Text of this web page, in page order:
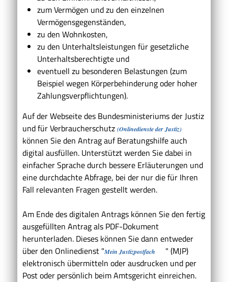
zum Vermögen und zu den einzelnen
Vermögensgegenständen,
zu den Wohnkosten,
zu den Unterhaltsleistungen für gesetzliche
Unterhaltsberechtigte und
eventuell zu besonderen Belastungen (zum
Beispiel wegen Körperbehinderung oder hoher
Zahlungsverpflichtungen).
Auf der Webseite des Bundesministeriums der Justiz
und für Verbraucherschutz (Onlinedienste der Justiz)
können Sie den Antrag auf Beratungshilfe auch
digital ausfüllen. Unterstützt werden Sie dabei in
einfacher Sprache durch bessere Erläuterungen und
eine durchdachte Abfrage, bei der nur die für Ihren
Fall relevanten Fragen gestellt werden.
Am Ende des digitalen Antrags können Sie den fertig
ausgefüllten Antrag als PDF-Dokument
herunterladen. Dieses können Sie dann entweder
über den Onlinedienst "Mein Justizpostfach
" (MJP)
elektronisch übermitteln oder ausdrucken und per
Post oder persönlich beim Amtsgericht einreichen.